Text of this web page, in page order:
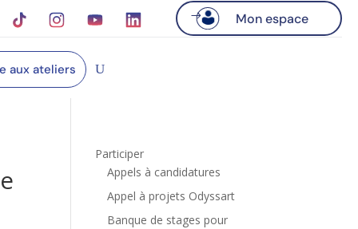
Mon espace
aux ateliers
Participer
Appels à candidatures
Appel à projets Odyssart
Banque de stages pour